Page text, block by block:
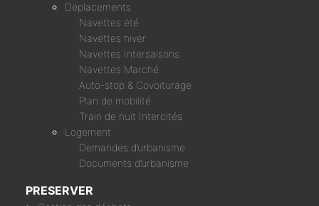
Déplacements
Navettes été
Navettes hiver
Navettes Intersaisons
Navettes Marché
Auto-stop & Covoiturage
Plan de mobilité
Train de nuit Intercités
Logement
Demandes d’urbanisme
Documents d’urbanisme
PRESERVER